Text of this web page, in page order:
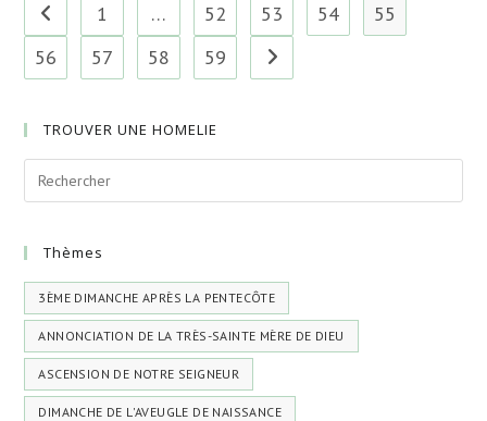
Lazare
Go to the previous page
1 … 52 53 54
55
56
57 58 59 Aller à la page suivante
TROUVER UNE HOMELIE
Thèmes
3ÈME DIMANCHE APRÈS LA PENTECÔTE
ANNONCIATION DE LA TRÈS-SAINTE MÈRE DE DIEU
ASCENSION DE NOTRE SEIGNEUR
DIMANCHE DE L'AVEUGLE DE NAISSANCE